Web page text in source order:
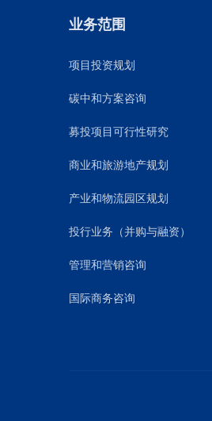
业务范围
项目投资规划
碳中和方案咨询
募投项目可行性研究
商业和旅游地产规划
产业和物流园区规划
投行业务（并购与融资）
管理和营销咨询
国际商务咨询